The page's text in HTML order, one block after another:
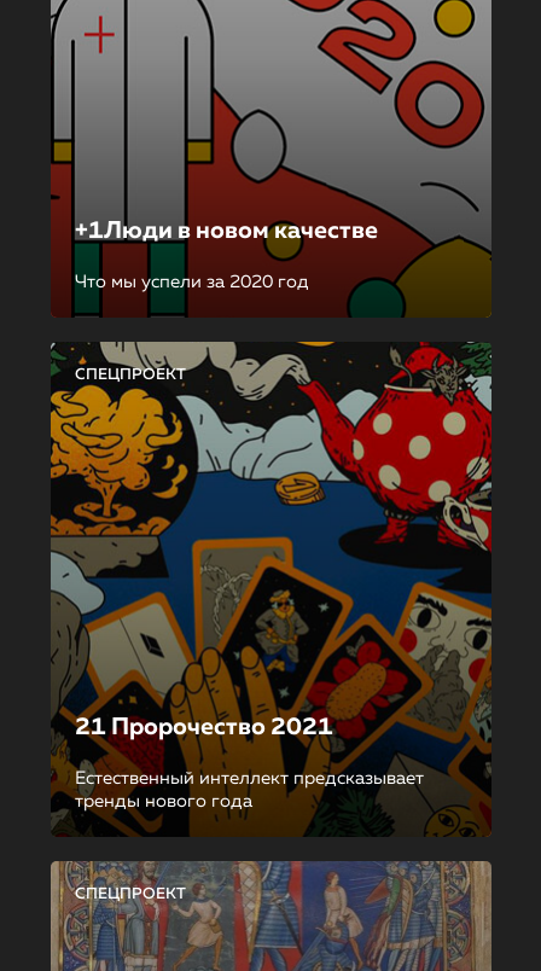
+1Люди в новом качестве
Что мы успели за 2020 год
СПЕЦПРОЕКТ
21 Пророчество 2021
Естественный интеллект предсказывает
тренды нового года
СПЕЦПРОЕКТ